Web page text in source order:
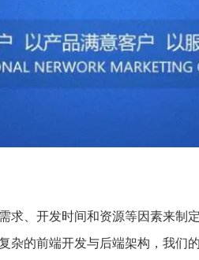
求、开发时间和资源等因素来制
杂的前端开发与后端架构，我们